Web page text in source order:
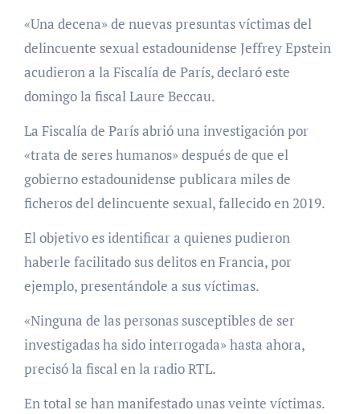
«Una decena» de nuevas presuntas víctimas del
delincuente sexual estadounidense Jeffrey Epstein
acudieron a la Fiscalía de París, declaró este
domingo la fiscal Laure Beccau.
La Fiscalía de París abrió una investigación por
«trata de seres humanos» después de que el
gobierno estadounidense publicara miles de
ficheros del delincuente sexual, fallecido en 2019.
El objetivo es identificar a quienes pudieron
haberle facilitado sus delitos en Francia, por
ejemplo, presentándole a sus víctimas.
«Ninguna de las personas susceptibles de ser
investigadas ha sido interrogada» hasta ahora,
precisó la fiscal en la radio RTL.
En total se han manifestado unas veinte víctimas.